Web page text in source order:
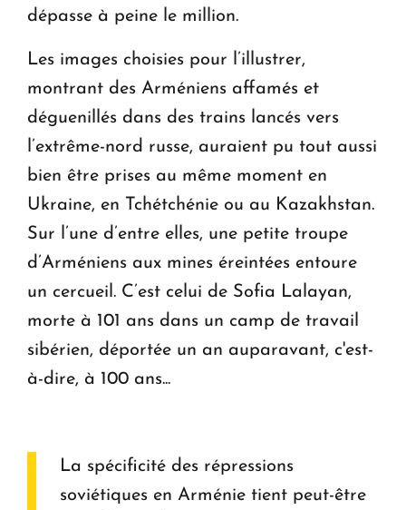
dépasse à peine le million.
Les images choisies pour l’illustrer,
montrant des Arméniens affamés et
déguenillés dans des trains lancés vers
l’extrême-nord russe, auraient pu tout aussi
bien être prises au même moment en
Ukraine, en Tchétchénie ou au Kazakhstan.
Sur l’une d’entre elles, une petite troupe
d’Arméniens aux mines éreintées entoure
un cercueil. C’est celui de Sofia Lalayan,
morte à 101 ans dans un camp de travail
sibérien, déportée un an auparavant, c'est-
à-dire, à 100 ans...
La spécificité des répressions
soviétiques en Arménie tient peut-être